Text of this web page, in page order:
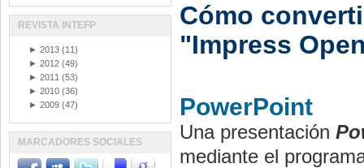
Cómo
"Impress
PowerPoint
Una presentación
mediante el
REVISTA INTEFP
► 2013 (11)
► 2012 (49)
► 2011 (53)
► 2010 (36)
► 2009 (47)
MARCADORES SOCIALES